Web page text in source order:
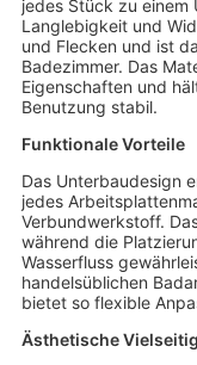
jedes Stück zu einem
Langlebigkeit und
und Flecken und ist
Badezimmer. Das
Eigenschaften und
Benutzung stabil.
Funktionale Vorteile
Das Unterbaudesign
jedes
Verbundwerkstoff.
während die
Wasserfluss
handelsüblichen
bietet so flexible
Ästhetische